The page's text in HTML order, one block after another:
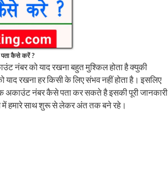
कैसे करें ?
नंबर को याद रखना बहुत मुश्किल होता है क्युकी
रखना हर किसी के लिए संभव नहीं होता है। इसलिए
नंबर कैसे पता कर सकते है इसकी पूरी जानकारी
में हमारे साथ शुरू से लेकर अंत तक बने रहे।